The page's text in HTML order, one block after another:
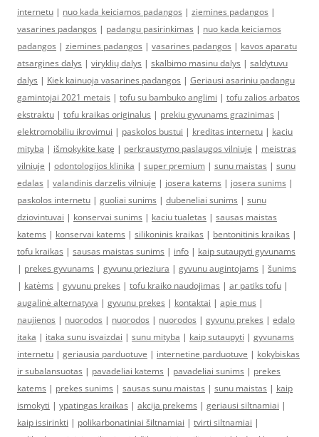
internetu | nuo kada keiciamos padangos | ziemines padangos |
vasarines padangos | padangu pasirinkimas | nuo kada keiciamos
padangos | ziemines padangos | vasarines padangos | kavos aparatu
atsargines dalys | viryklių dalys | skalbimo masinu dalys | saldytuvu
dalys | Kiek kainuoja vasarines padangos | Geriausi asariniu padangu
gamintojai 2021 metais | tofu su bambuko anglimi | tofu zalios arbatos
ekstraktu | tofu kraikas originalus | prekiu gyvunams grazinimas |
elektromobiliu ikrovimui | paskolos bustui | kreditas internetu | kaciu
mityba | išmokykite katę | perkraustymo paslaugos vilniuje | meistras
vilniuje | odontologijos klinika | super premium | sunu maistas | sunu
edalas | valandinis darzelis vilniuje | josera katems | josera sunims |
paskolos internetu | guoliai sunims | dubeneliai sunims | sunu
dziovintuvai | konservai sunims | kaciu tualetas | sausas maistas
katems | konservai katems | silikoninis kraikas | bentonitinis kraikas |
tofu kraikas | sausas maistas sunims | info | kaip sutaupyti gyvunams
| prekes gyvunams | gyvunu prieziura | gyvunu augintojams | šunims
| katėms | gyvunu prekes | tofu kraiko naudojimas | ar patiks tofu |
augalinė alternatyva | gyvunu prekes | kontaktai | apie mus |
naujienos | nuorodos | nuorodos | nuorodos | gyvunu prekes | edalo
itaka | itaka sunu isvaizdai | sunu mityba | kaip sutaupyti | gyvunams
internetu | geriausia parduotuve | internetine parduotuve | kokybiskas
ir subalansuotas | pavadeliai katems | pavadeliai sunims | prekes
katems | prekes sunims | sausas sunu maistas | sunu maistas | kaip
ismokyti | ypatingas kraikas | akcija prekems | geriausi siltnamiai |
kaip issirinkti | polikarbonatiniai šiltnamiai | tvirti siltnamiai |